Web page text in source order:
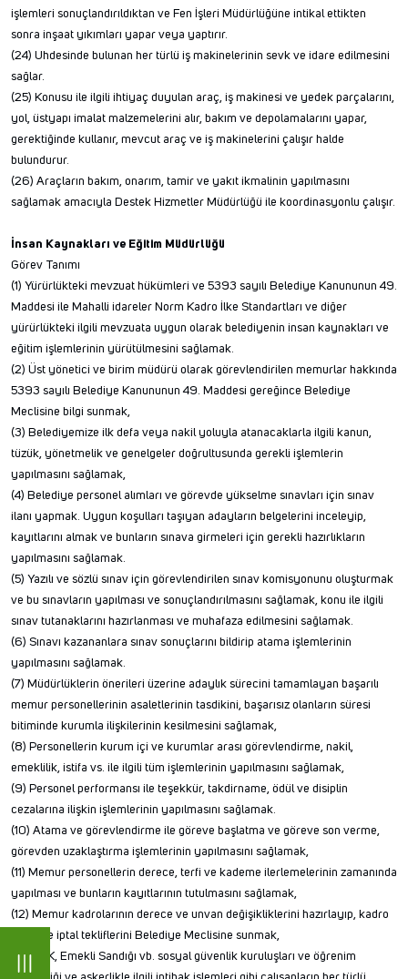
işlemleri sonuçlandırıldıktan ve Fen İşleri Müdürlüğüne intikal ettikten
sonra inşaat yıkımları yapar veya yaptırır.
(24) Uhdesinde bulunan her türlü iş makinelerinin sevk ve idare edilmesini
sağlar.
(25) Konusu ile ilgili ihtiyaç duyulan araç, iş makinesi ve yedek parçalarını,
yol, üstyapı imalat malzemelerini alır, bakım ve depolamalarını yapar,
gerektiğinde kullanır, mevcut araç ve iş makinelerini çalışır halde
bulundurur.
(26) Araçların bakım, onarım, tamir ve yakıt ikmalinin yapılmasını
sağlamak amacıyla Destek Hizmetler Müdürlüğü ile koordinasyonlu çalışır.
İnsan Kaynakları ve Eğitim Müdürlüğü
Görev Tanımı
(1) Yürürlükteki mevzuat hükümleri ve 5393 sayılı Belediye Kanununun 49.
Maddesi ile Mahalli idareler Norm Kadro İlke Standartları ve diğer
yürürlükteki ilgili mevzuata uygun olarak belediyenin insan kaynakları ve
eğitim işlemlerinin yürütülmesini sağlamak.
(2) Üst yönetici ve birim müdürü olarak görevlendirilen memurlar hakkında
5393 sayılı Belediye Kanununun 49. Maddesi gereğince Belediye
Meclisine bilgi sunmak,
(3) Belediyemize ilk defa veya nakil yoluyla atanacaklarla ilgili kanun,
tüzük, yönetmelik ve genelgeler doğrultusunda gerekli işlemlerin
yapılmasını sağlamak,
(4) Belediye personel alımları ve görevde yükselme sınavları için sınav
ilanı yapmak. Uygun koşulları taşıyan adayların belgelerini inceleyip,
kayıtlarını almak ve bunların sınava girmeleri için gerekli hazırlıkların
yapılmasını sağlamak.
(5) Yazılı ve sözlü sınav için görevlendirilen sınav komisyonunu oluşturmak
ve bu sınavların yapılması ve sonuçlandırılmasını sağlamak, konu ile ilgili
sınav tutanaklarını hazırlanması ve muhafaza edilmesini sağlamak.
(6) Sınavı kazananlara sınav sonuçlarını bildirip atama işlemlerinin
yapılmasını sağlamak.
(7) Müdürlüklerin önerileri üzerine adaylık sürecini tamamlayan başarılı
memur personellerinin asaletlerinin tasdikini, başarısız olanların süresi
bitiminde kurumla ilişkilerinin kesilmesini sağlamak,
(8) Personellerin kurum içi ve kurumlar arası görevlendirme, nakil,
emeklilik, istifa vs. ile ilgili tüm işlemlerinin yapılmasını sağlamak,
(9) Personel performansı ile teşekkür, takdirname, ödül ve disiplin
cezalarına ilişkin işlemlerinin yapılmasını sağlamak.
(10) Atama ve görevlendirme ile göreve başlatma ve göreve son verme,
görevden uzaklaştırma işlemlerinin yapılmasını sağlamak,
(11) Memur personellerin derece, terfi ve kademe ilerlemelerinin zamanında
yapılması ve bunların kayıtlarının tutulmasını sağlamak,
(12) Memur kadrolarının derece ve unvan değişikliklerini hazırlayıp, kadro
ihdas ve iptal tekliflerini Belediye Meclisine sunmak,
(13) SGK, Emekli Sandığı vb. sosyal güvenlik kuruluşları ve öğrenim